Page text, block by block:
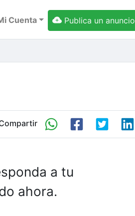
Cuenta Publica un anuncio
a tu
ahora.